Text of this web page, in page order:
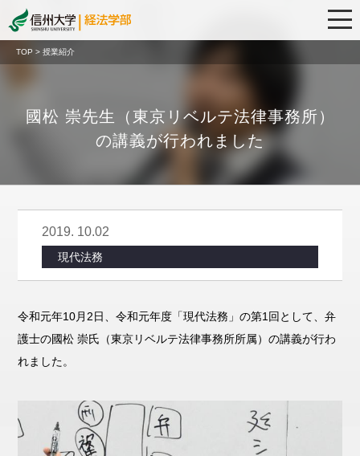
TOP > 授業紹介
國松 崇先生（東京リベルテ法律事務所）
の講義が行われました
2019. 10.02
現代法務
令和元年10月2日、令和元年度「現代法務」の第1回として、弁
護士の國松 崇氏（東京リベルテ法律事務所所属）の講義が行わ
れました。